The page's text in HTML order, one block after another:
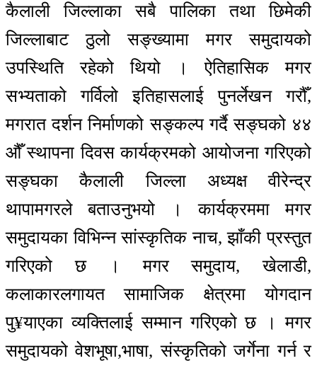
कैलाली जिल्लाका सबै पालिका तथा छिमेकी
जिल्लाबाट ठुलो सङ्ख्यामा मगर समुदायको
उपस्थिति रहेको थियो । ऐतिहासिक मगर
सभ्यताको गर्विलो इतिहासलाई पुनर्लेखन गरौँ,
मगरात दर्शन निर्माणको सङ्कल्प गर्दै सङ्घको ४४
औँ स्थापना दिवस कार्यक्रमको आयोजना गरिएको
सङ्घका कैलाली जिल्ला अध्यक्ष वीरेन्द्र
थापामगरले बताउनुभयो । कार्यक्रममा मगर
समुदायका विभिन्न सांस्कृतिक नाच, झाँकी प्रस्तुत
गरिएको छ । मगर समुदाय, खेलाडी,
कलाकारलगायत सामाजिक क्षेत्रमा योगदान
पु¥याएका व्यक्तिलाई सम्मान गरिएको छ । मगर
समुदायको वेशभूषा,भाषा, संस्कृतिको जर्गेना गर्न र